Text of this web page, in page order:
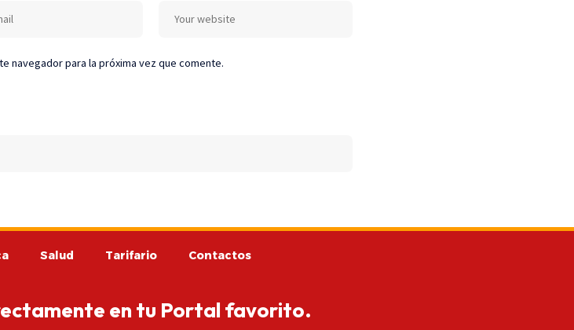
navegador para la próxima vez que comente.
Salud Tarifario Contactos
en tu Portal favorito.